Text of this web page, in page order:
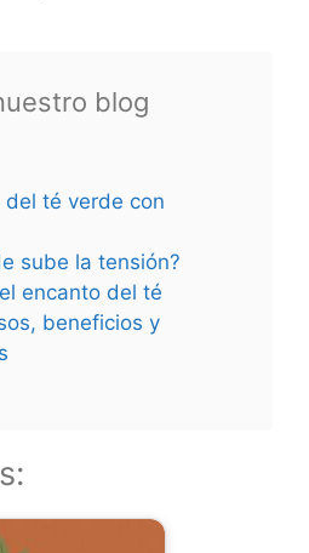
blog
del té verde con
sube la tensión?
encanto del té
beneficios y